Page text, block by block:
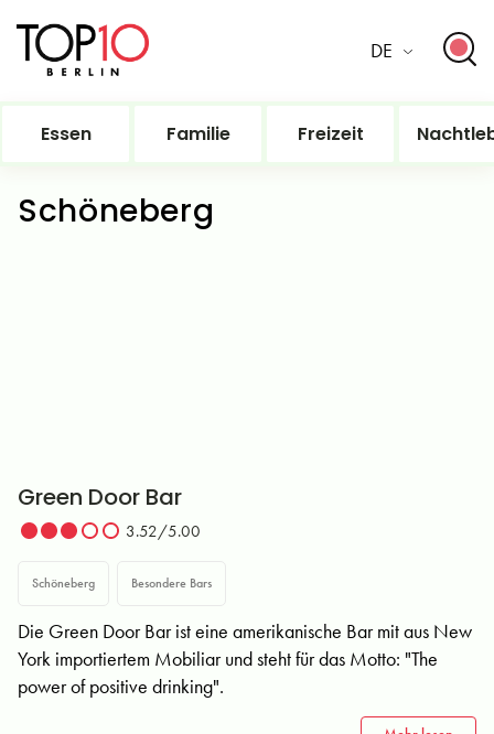
DE
Essen Familie Freizeit
Schöneberg
Green Door Bar
3.52/5.00
Schöneberg Besondere Bars
Die Green Door Bar ist eine amerikanische Bar mit aus New
York importiertem Mobiliar und steht für das Motto: "The
power of positive drinking".